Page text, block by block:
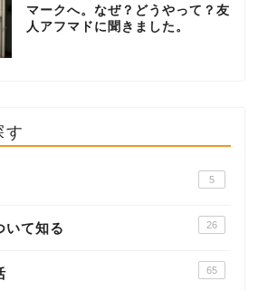
マークへ。なぜ？どうやって？友
人アフマドに聞きました。
す
5
いて知る 26
65